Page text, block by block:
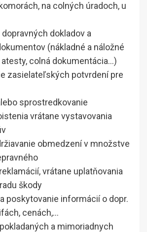
na colných úradoch, u
dokladov a
(nákladné a náložné
atesty, colná dokumentácia…)
zasielateľských potvrdení pre
sprostredkovanie
vrátane vystavovania
obmedzení v množstve
vrátane uplatňovania
škody
poskytovanie informácií o dopr.
cenách,…
a mimoriadnych